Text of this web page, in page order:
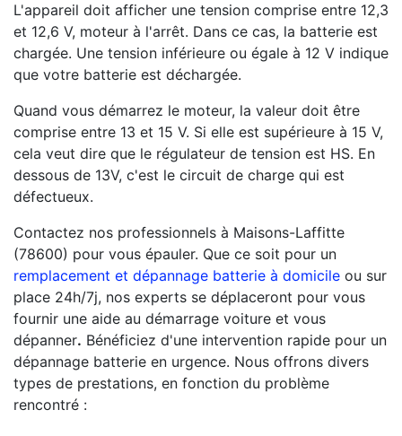
L'appareil doit afficher une tension comprise entre 12,3
et 12,6 V, moteur à l'arrêt. Dans ce cas, la batterie est
chargée. Une tension inférieure ou égale à 12 V indique
que votre batterie est déchargée.
Quand vous démarrez le moteur, la valeur doit être
comprise entre 13 et 15 V. Si elle est supérieure à 15 V,
cela veut dire que le régulateur de tension est HS. En
dessous de 13V, c'est le circuit de charge qui est
défectueux.
Contactez nos professionnels à Maisons-Laffitte
(78600) pour vous épauler. Que ce soit pour un
remplacement et dépannage batterie à domicile ou sur
place 24h/7j, nos experts se déplaceront pour vous
fournir une aide au démarrage voiture et vous
dépanner. Bénéficiez d'une intervention rapide pour un
dépannage batterie en urgence. Nous offrons divers
types de prestations, en fonction du problème
rencontré :